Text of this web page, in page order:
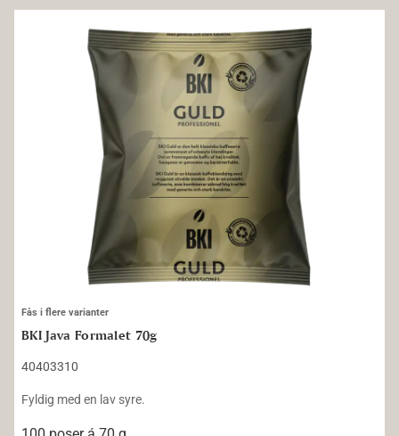
BKI Java Formalet 70g
Fås i flere varianter
BKI Java Formalet 70g
40403310
Fyldig med en lav syre.